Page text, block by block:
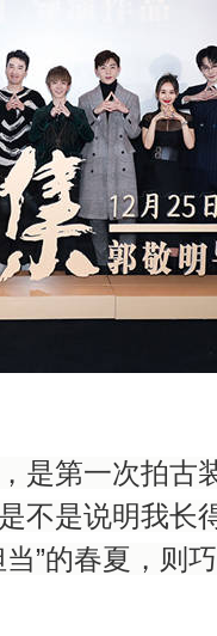
是第一次拍古
不是说明我长
”的春夏，则